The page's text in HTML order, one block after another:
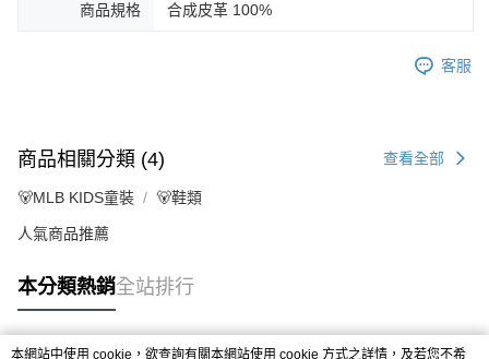
商品規格 合成皮革 100%
客服
商品相關分類 (4) 查看全部
🐻MLB KIDS童裝 🐻鞋類
人氣商品推薦
本分類熱銷全站排行
本網站中使用 cookie，欲查詢有關本網站使用 cookie 方式之詳情，及若您不希